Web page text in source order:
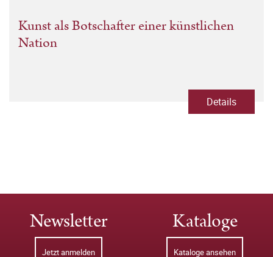
Kunst als Botschafter einer künstlichen
Nation
Details
Newsletter
Jetzt anmelden
Kataloge
Kataloge ansehen